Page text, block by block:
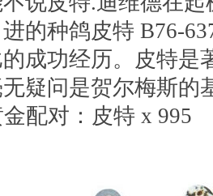
的种鸽皮特 B76-
成功经历。皮特是
疑问是贺尔梅斯的
配对：皮特 x 995